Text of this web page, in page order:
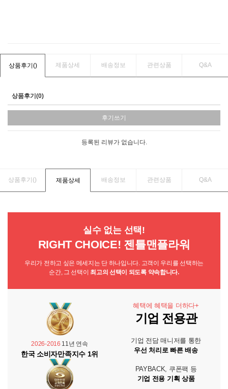
상품후기() 제품상세 배송정보 관련상품 Q&A
상품후기(0)
후기쓰기
등록된 리뷰가 없습니다.
상품후기() 제품상세 배송정보 관련상품 Q&A
실수 없는 선택!
RIGHT CHOICE! 젠틀맨플라워
우리가 전하고 싶은 메세지는 단 하나입니다. 고객이 우리를 선택하는
순간, 그 선택이 최고의 선택이 되도록 약속합니다.
2026-2016 11년 연속
한국 소비자만족지수 1위
혜택에 혜택을 더하다+
기업 전용관
기업 전담 매니저를 통한
우선 처리로 빠른 배송
PAYBACK, 쿠폰팩 등
기업 전용 기획 상품